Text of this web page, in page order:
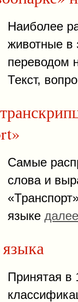
Наиболее
животные в
переводом
Текст,
Самые
слова и
языке далее
Принятая в